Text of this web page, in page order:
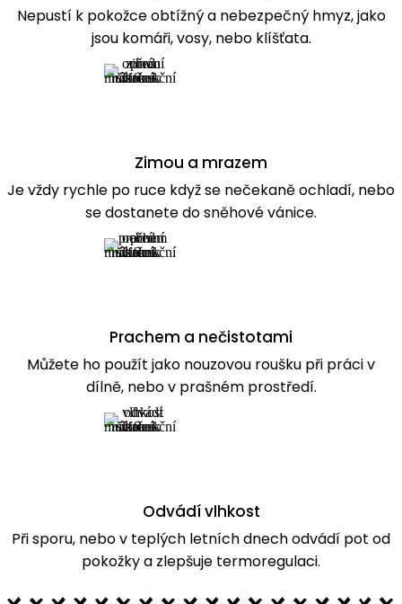
Nepustí k pokožce obtížný a nebezpečný hmyz, jako
jsou komáři, vosy, nebo klíšťata.
Zimou a mrazem
Je vždy rychle po ruce když se nečekaně ochladí, nebo
se dostanete do sněhové vánice.
Prachem a nečistotami
Můžete ho použít jako nouzovou roušku při práci v
dílně, nebo v prašném prostředí.
Odvádí vlhkost
Při sporu, nebo v teplých letních dnech odvádí pot od
pokožky a zlepšuje termoregulaci.